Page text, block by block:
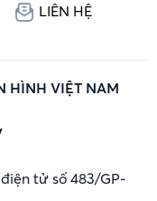
LIÊN HỆ
HÌNH VIỆT NAM
tử số 483/GP-